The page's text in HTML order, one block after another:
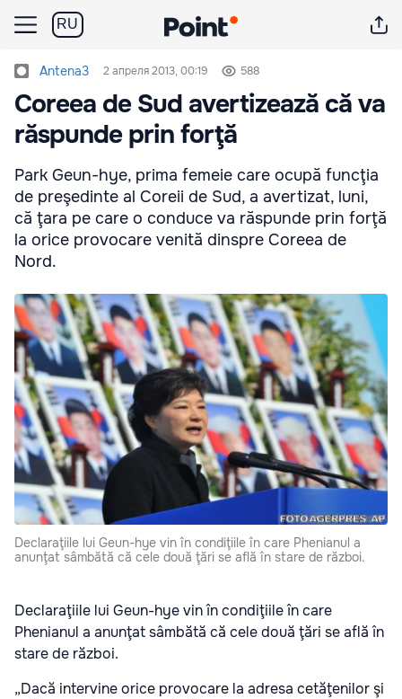
RU
Antena3 2 апреля 2013, 00:19 588
Coreea de Sud avertizează că va
răspunde prin forţă
Park Geun-hye, prima femeie care ocupă funcţia
de preşedinte al Coreii de Sud, a avertizat, luni,
că ţara pe care o conduce va răspunde prin forţă
la orice provocare venită dinspre Coreea de
Nord.
Declaraţiile lui Geun-hye vin în condiţiile în care Phenianul a
anunţat sâmbătă că cele două ţări se află în stare de război.
Declaraţiile lui Geun-hye vin în condiţiile în care
Phenianul a anunţat sâmbătă că cele două ţări se află în
stare de război.
„Dacă intervine orice provocare la adresa cetăţenilor şi